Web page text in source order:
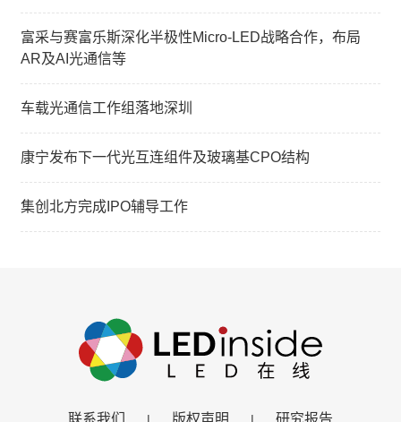
富采与赛富乐斯深化半极性Micro-LED战略合作，布局
AR及AI光通信等
车载光通信工作组落地深圳
康宁发布下一代光互连组件及玻璃基CPO结构
集创北方完成IPO辅导工作
联系我们 版权声明 研究报告